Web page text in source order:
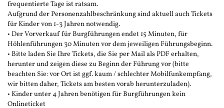
frequentierte Tage ist ratsam.
Aufgrund der Personenzahlbeschränkung sind aktuell auch Tickets
für Kinder von 1-3 Jahren notwendig.
• Der Vorverkauf für Burgführungen endet 15 Minuten, für
Höhlenführungen 30 Minuten vor dem jeweiligen Führungsbeginn.
• Bitte laden Sie Ihre Tickets, die Sie per Mail als PDF erhalten,
herunter und zeigen diese zu Beginn der Führung vor (bitte
beachten Sie: vor Ort ist ggf. kaum / schlechter Mobilfunkempfang,
wir bitten daher, Tickets am besten vorab herunterzuladen).
• Kinder unter 4 Jahren benötigen für Burgführungen kein
Onlineticket